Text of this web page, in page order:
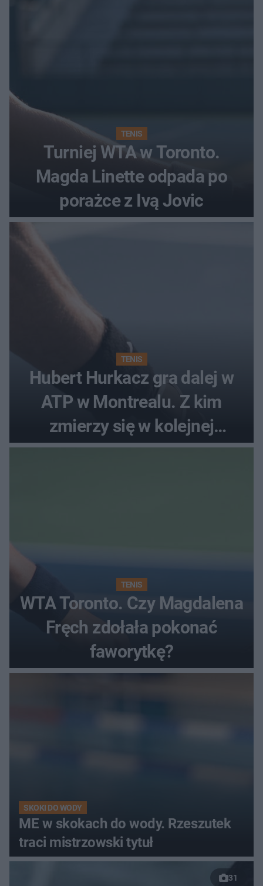
TENIS
Turniej WTA w Toronto.
Magda Linette odpada po
porażce z Ivą Jovic
TENIS
Hubert Hurkacz gra dalej w
ATP w Montrealu. Z kim
zmierzy się w kolejnej
rundzie?
TENIS
WTA Toronto. Czy Magdalena
Fręch zdołała pokonać
faworytkę?
SKOKI DO WODY
ME w skokach do wody. Rzeszutek
traci mistrzowski tytuł
31